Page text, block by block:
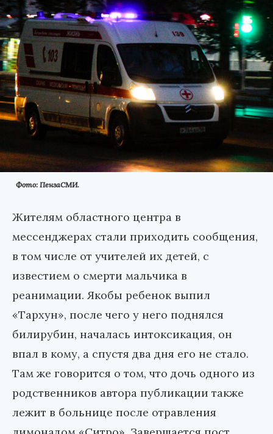
Фото: ПензаСМИ.
Жителям областного центра в
мессенджерах стали приходить сообщения,
в том числе от учителей их детей, с
известием о смерти мальчика в
реанимации. Якобы ребенок выпил
«Тархун», после чего у него поднялся
билирубин, началась интоксикация, он
впал в кому, а спустя два дня его не стало.
Там же говорится о том, что дочь одного из
родственников автора публикации также
лежит в больнице после отравления